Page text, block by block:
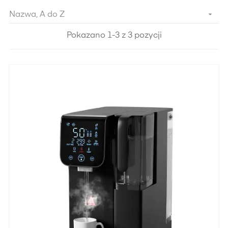
Nazwa, A do Z 
Pokazano 1-3 z 3 pozycji